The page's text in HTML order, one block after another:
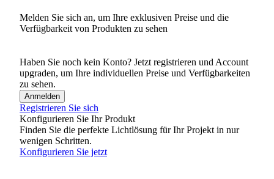
Melden Sie sich an, um Ihre exklusiven Preise und die
Verfügbarkeit von Produkten zu sehen
Haben Sie noch kein Konto? Jetzt registrieren und Account
upgraden, um Ihre individuellen Preise und Verfügbarkeiten
zu sehen.
Anmelden
Registrieren Sie sich
Konfigurieren Sie Ihr Produkt
Finden Sie die perfekte Lichtlösung für Ihr Projekt in nur
wenigen Schritten.
Konfigurieren Sie jetzt